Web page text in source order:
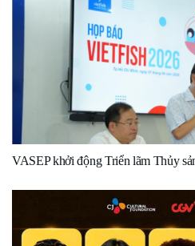
VASEP khởi động Triển lãm Thủy